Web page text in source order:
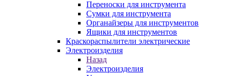
Переноски для инструмента
Сумки для инструмента
Органайзеры для инструментов
Ящики для инструментов
Краскораспылители электрические
Электроизделия
Назад
Электроизделия